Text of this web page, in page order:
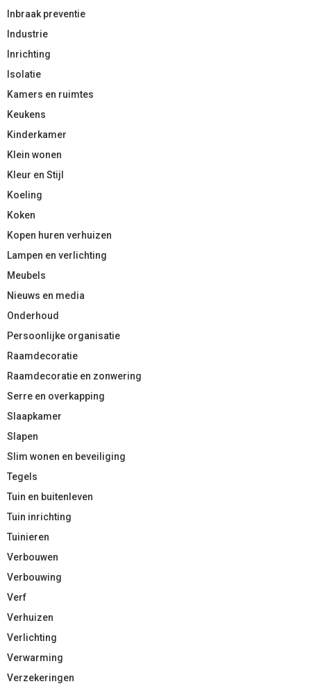
Inbraak preventie
Industrie
Inrichting
Isolatie
Kamers en ruimtes
Keukens
Kinderkamer
Klein wonen
Kleur en Stijl
Koeling
Koken
Kopen huren verhuizen
Lampen en verlichting
Meubels
Nieuws en media
Onderhoud
Persoonlijke organisatie
Raamdecoratie
Raamdecoratie en zonwering
Serre en overkapping
Slaapkamer
Slapen
Slim wonen en beveiliging
Tegels
Tuin en buitenleven
Tuin inrichting
Tuinieren
Verbouwen
Verbouwing
Verf
Verhuizen
Verlichting
Verwarming
Verzekeringen